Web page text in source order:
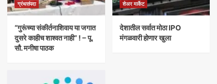
ग्रंथसंपदा
“गुरूंच्या संकीर्तनाशिवाय या जगात
दुसरे काहीच शाश्वत नाही” ! – पू.
सौ. मनीषा पाठक
शेअर मार्केट
देशातील सर्वात मोठा IPO
मंगळवारी होणार खुला